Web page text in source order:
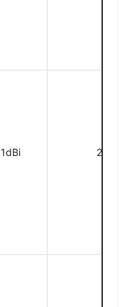
1dBi 2.4GHz